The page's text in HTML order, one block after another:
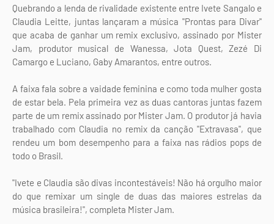
Quebrando a lenda de rivalidade existente entre Ivete Sangalo e
Claudia Leitte, juntas lançaram a música "Prontas para Divar"
que acaba de ganhar um remix exclusivo, assinado por Mister
Jam, produtor musical de Wanessa, Jota Quest, Zezé Di
Camargo e Luciano, Gaby Amarantos, entre outros.
A faixa fala sobre a vaidade feminina e como toda mulher gosta
de estar bela. Pela primeira vez as duas cantoras juntas fazem
parte de um remix assinado por Mister Jam. O produtor já havia
trabalhado com Claudia no remix da canção "Extravasa", que
rendeu um bom desempenho para a faixa nas rádios pops de
todo o Brasil.
"Ivete e Claudia são divas incontestáveis! Não há orgulho maior
do que remixar um single de duas das maiores estrelas da
música brasileira!", completa Mister Jam.